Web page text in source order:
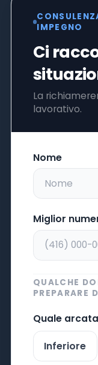
IMPEGNO
Ci
La
lavorativo.
Nome
Miglior
QUALCHE
PREPARARE
Quale
Inferiore